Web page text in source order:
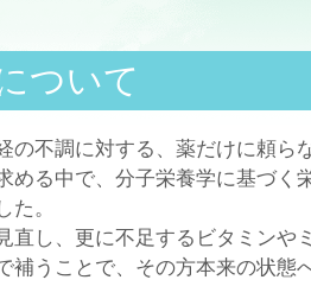
ついて
の不調に対する、薬だけに頼ら
める中で、分子栄養学に基づく
た。
直し、更に不足するビタミンや
補うことで、その方本来の状態